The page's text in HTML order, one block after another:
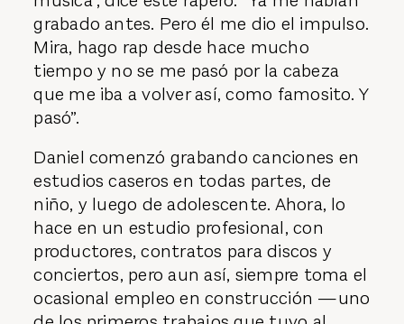
grabado antes. Pero él me dio el impulso.
Mira, hago rap desde hace mucho
tiempo y no se me pasó por la cabeza
que me iba a volver así, como famosito. Y
pasó”.
Daniel comenzó grabando canciones en
estudios caseros en todas partes, de
niño, y luego de adolescente. Ahora, lo
hace en un estudio profesional, con
productores, contratos para discos y
conciertos, pero aun así, siempre toma el
ocasional empleo en construcción —uno